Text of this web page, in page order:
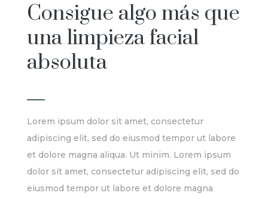
Consigue algo más que
una limpieza facial
absoluta
Lorem ipsum dolor sit amet, consectetur
adipiscing elit, sed do eiusmod tempor ut labore
et dolore magna aliqua. Ut minim. Lorem ipsum
dolor sit amet, consectetur adipiscing elit, sed do
eiusmod tempor ut labore et dolore magna